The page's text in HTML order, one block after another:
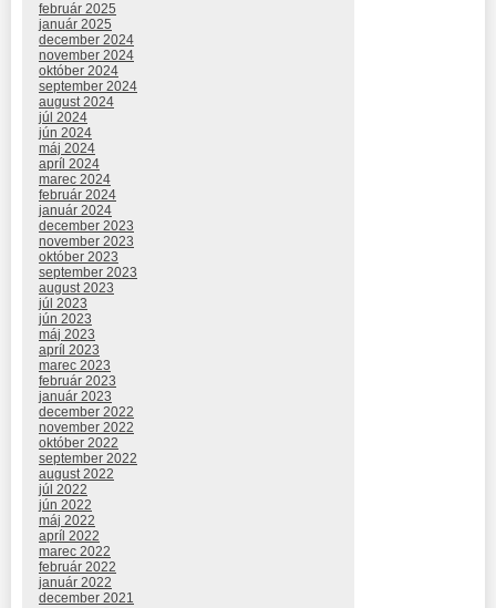
február 2025
január 2025
december 2024
november 2024
október 2024
september 2024
august 2024
júl 2024
jún 2024
máj 2024
apríl 2024
marec 2024
február 2024
január 2024
december 2023
november 2023
október 2023
september 2023
august 2023
júl 2023
jún 2023
máj 2023
apríl 2023
marec 2023
február 2023
január 2023
december 2022
november 2022
október 2022
september 2022
august 2022
júl 2022
jún 2022
máj 2022
apríl 2022
marec 2022
február 2022
január 2022
december 2021